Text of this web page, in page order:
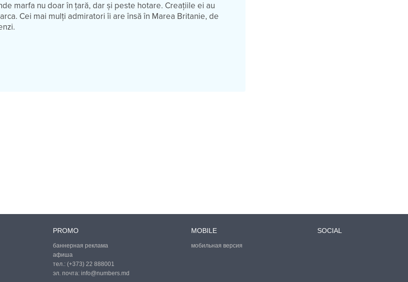
marfa nu doar în țară, dar și peste hotare. Creațiile ei au
Cei mai mulți admiratori îi are însă în Marea Britanie, de
PROMO
баннерная реклама
афиша
тел.: (+373) 22 888001
эл. почта: info@numbers.md
MOBILE
мобильная версия
SOCIAL